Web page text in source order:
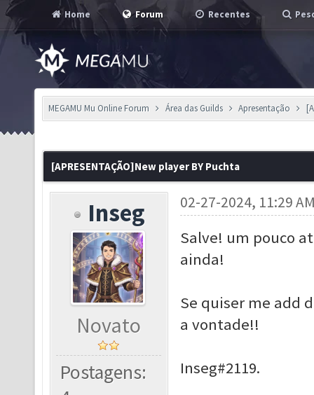
Home Forum Recentes
MEGAMU Mu Online Forum Área das Guilds Apresentação
[APRESENTAÇÃO]New player BY Puchta
Inseg
Novato
Postagens:
02-27-2024, 11:29
Salve! um pouco
ainda!
Se quiser me add
a vontade!!
Inseg#2119.